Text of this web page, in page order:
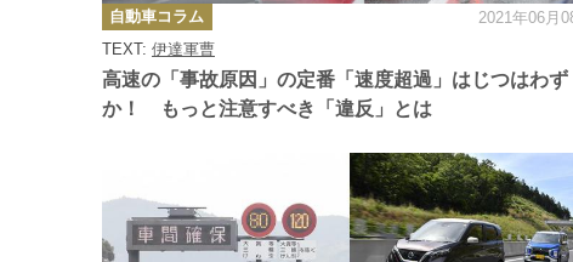
高速の「事故原因」の定番「速度超過」はじつはわず
か！ もっと注意すべき「違反」とは
TEXT: 伊達軍曹
カ
テ
ゴ
リ
ー
自動車コラム 2021年06月